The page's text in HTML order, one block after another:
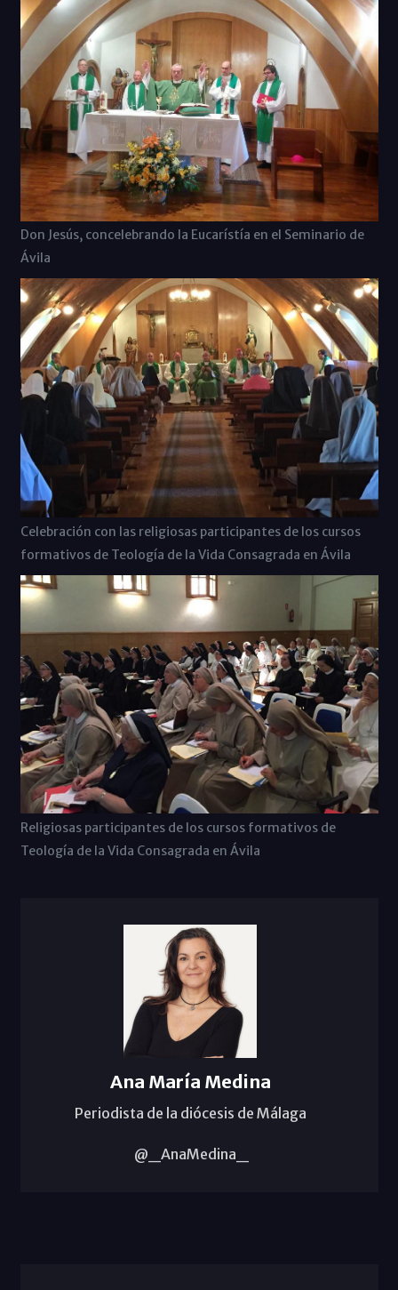
Don Jesús, concelebrando la Eucarístía en el Seminario de
Ávila
Celebración con las religiosas participantes de los cursos
formativos de Teología de la Vida Consagrada en Ávila
Religiosas participantes de los cursos formativos de
Teología de la Vida Consagrada en Ávila
Ana María Medina
Periodista de la diócesis de Málaga
@_AnaMedina_